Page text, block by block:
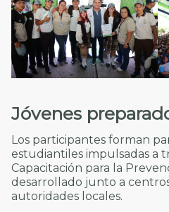
Jóvenes
Los participantes forman
estudiantiles impulsadas a
Capacitación para la
desarrollado junto a
autoridades locales.